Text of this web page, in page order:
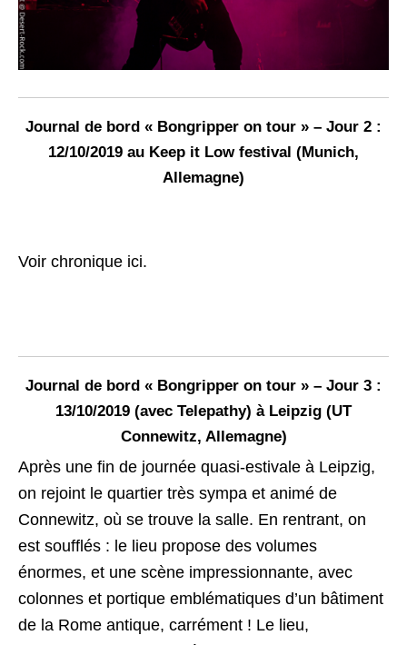
Journal de bord « Bongripper on tour » – Jour 2 :
12/10/2019 au Keep it Low festival (Munich,
Allemagne)
Voir chronique ici.
Journal de bord « Bongripper on tour » – Jour 3 :
13/10/2019 (avec Telepathy) à Leipzig (UT
Connewitz, Allemagne)
Après une fin de journée quasi-estivale à Leipzig,
on rejoint le quartier très sympa et animé de
Connewitz, où se trouve la salle. En rentrant, on
est soufflés : le lieu propose des volumes
énormes, et une scène impressionnante, avec
colonnes et portique emblématiques d’un bâtiment
de la Rome antique, carrément ! Le lieu,